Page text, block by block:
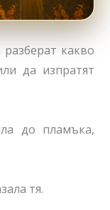
какво
да изпратят
до пламъка,
тя.